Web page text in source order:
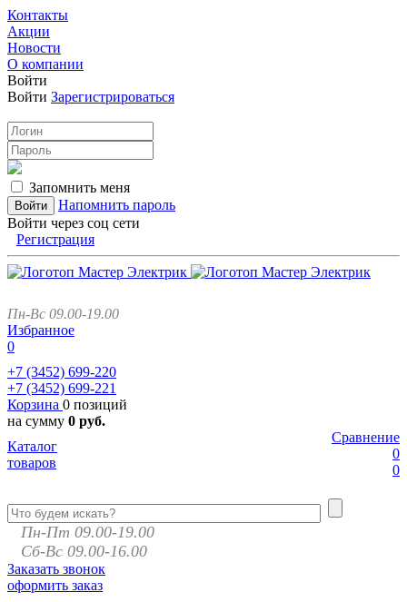
Контакты
Акции
Новости
О компании
Войти
Войти Зарегистрироваться
Запомнить меня
Напомнить пароль
Войти через соц сети
Регистрация
Пн-Вс 09.00-19.00
Избранное
0
+7 (3452) 699-220
+7 (3452) 699-221
Корзина 0 позиций
на сумму 0 руб.
Сравнение
0
0
Каталог
товаров
Пн-Пт 09.00-19.00
Сб-Вс 09.00-16.00
Заказать звонок
оформить заказ